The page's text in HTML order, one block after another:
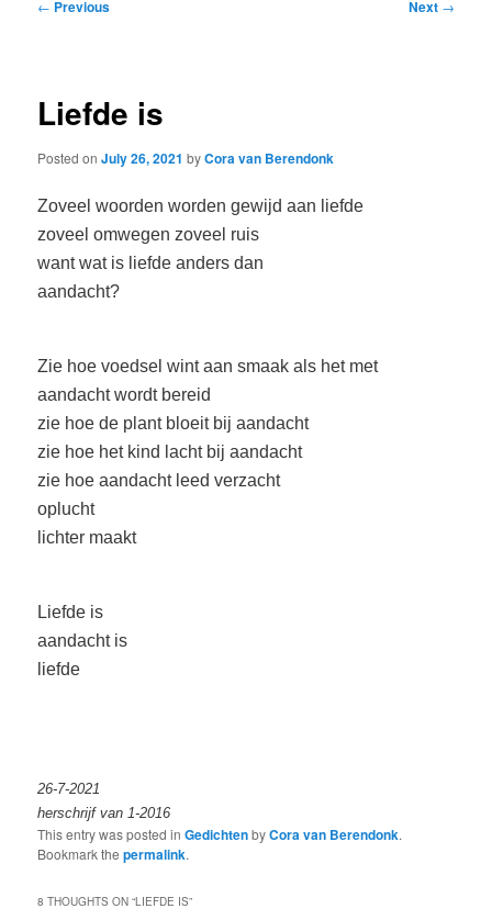
← Previous Next →
Liefde is
Posted onJuly 26, 2021 byCora van Berendonk
Zoveel woorden worden gewijd aan liefde
zoveel omwegen zoveel ruis
want wat is liefde anders dan
aandacht?
Zie hoe voedsel wint aan smaak als het met
aandacht wordt bereid
zie hoe de plant bloeit bij aandacht
zie hoe het kind lacht bij aandacht
zie hoe aandacht leed verzacht
oplucht
lichter maakt
Liefde is
aandacht is
liefde
26-7-2021
herschrijf van 1-2016
This entry was posted inGedichtenbyCora van Berendonk.
Bookmark thepermalink.
8 THOUGHTS ON “LIEFDE IS”